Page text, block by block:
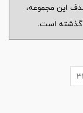
این مجموعه،
گذشته است.